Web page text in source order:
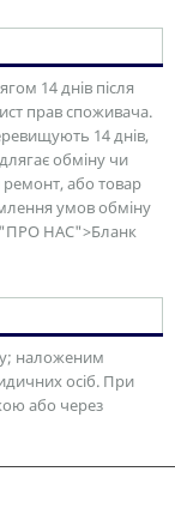
14 днів після
прав споживача.
14 днів,
обміну чи
або товар
умов обміну
"ПРО НАС">Бланк
наложеним
осіб. При
або через